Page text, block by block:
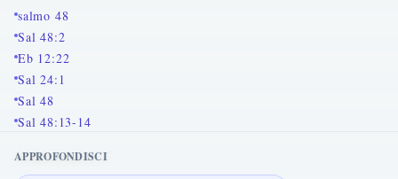
salmo 48
Sal 48:2
Eb 12:22
Sal 24:1
Sal 48
Sal 48:13-14
APPROFONDISCI